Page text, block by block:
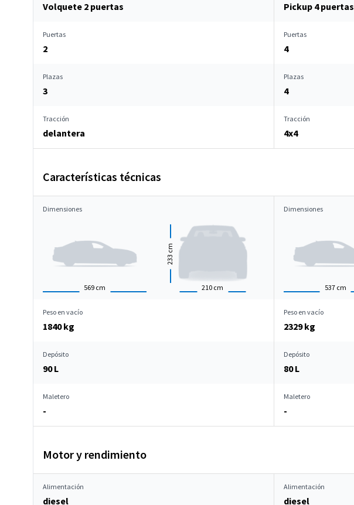
Volquete 2 puertas Pickup 4 puertas
Puertas
2
Puertas
4
Plazas
3
Plazas
4
Tracción
delantera
Tracción
4x4
Características técnicas
Dimensiones
569 cm 210 cm
233
cm
Dimensiones
537 cm
Peso en vacío
1840 kg
Peso en vacío
2329 kg
Depósito
90 L
Depósito
80 L
Maletero
-
Maletero
-
Motor y rendimiento
Alimentación
diesel
Alimentación
diesel